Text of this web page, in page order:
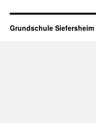
Grundschule Siefersheim